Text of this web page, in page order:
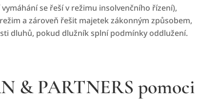
se řeší v režimu insolvenčního řízení),
a zároveň řešit majetek zákonným způsobem,
dluhů, pokud dlužník splní podmínky oddlužení.
& PARTNERS pomoci